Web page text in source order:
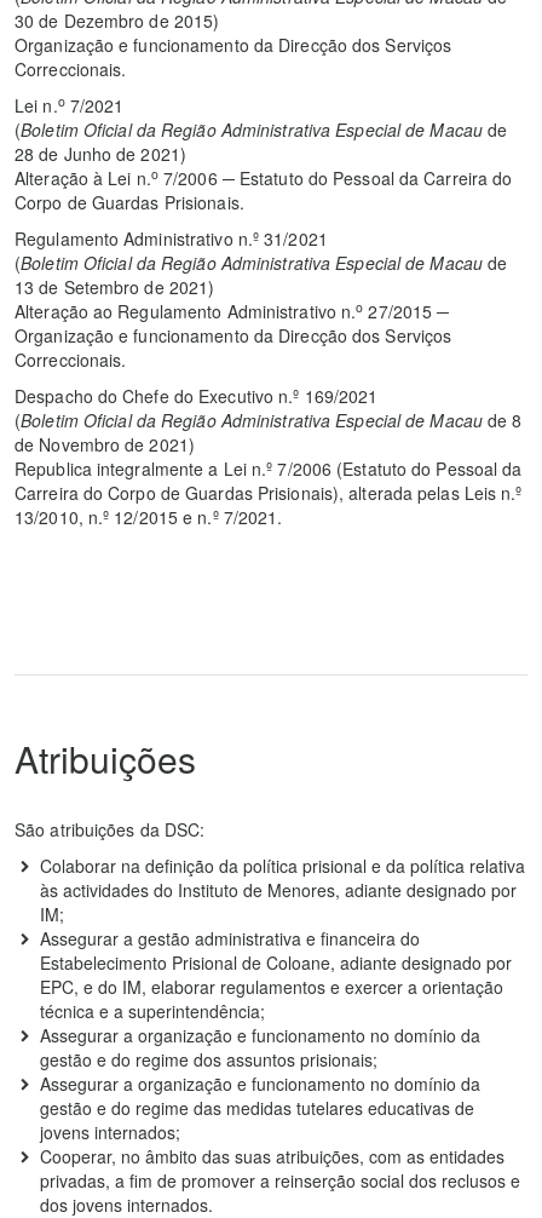
30 de Dezembro de 2015)
Organização e funcionamento da Direcção dos Serviços
Correccionais.
Lei n.o7/2021
(Boletim Oficial da Região Administrativa Especial de Macaude
28 de Junho de 2021)
Alteração à Lei n.o7/2006 ─ Estatuto do Pessoal da Carreira do
Corpo de Guardas Prisionais.
Regulamento Administrativo n.º 31/2021
(Boletim Oficial da Região Administrativa Especial de Macaude
13 de Setembro de 2021)
Alteração ao Regulamento Administrativo n.o 27/2015 ─
Organização e funcionamento da Direcção dos Serviços
Correccionais.
Despacho do Chefe do Executivo n.º 169/2021
(Boletim Oficial da Região Administrativa Especial de Macaude 8
de Novembro de 2021)
Republica integralmente a Lei n.º 7/2006 (Estatuto do Pessoal da
Carreira do Corpo de Guardas Prisionais), alterada pelas Leis n.º
13/2010, n.º 12/2015 e n.º 7/2021.
Atribuições
São atribuições da DSC:
Colaborar na definição da política prisional e da política relativa
às actividades do Instituto de Menores, adiante designado por
IM;
Assegurar a gestão administrativa e financeira do
Estabelecimento Prisional de Coloane, adiante designado por
EPC, e do IM, elaborar regulamentos e exercer a orientação
técnica e a superintendência;
Assegurar a organização e funcionamento no domínio da
gestão e do regime dos assuntos prisionais;
Assegurar a organização e funcionamento no domínio da
gestão e do regime das medidas tutelares educativas de
jovens internados;
Cooperar, no âmbito das suas atribuições, com as entidades
privadas, a fim de promover a reinserção social dos reclusos e
dos jovens internados.